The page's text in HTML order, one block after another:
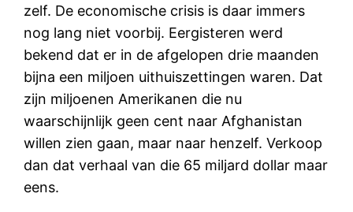
zelf. De economische crisis is daar immers
nog lang niet voorbij. Eergisteren werd
bekend dat er in de afgelopen drie maanden
bijna een miljoen uithuiszettingen waren. Dat
zijn miljoenen Amerikanen die nu
waarschijnlijk geen cent naar Afghanistan
willen zien gaan, maar naar henzelf. Verkoop
dan dat verhaal van die 65 miljard dollar maar
eens.